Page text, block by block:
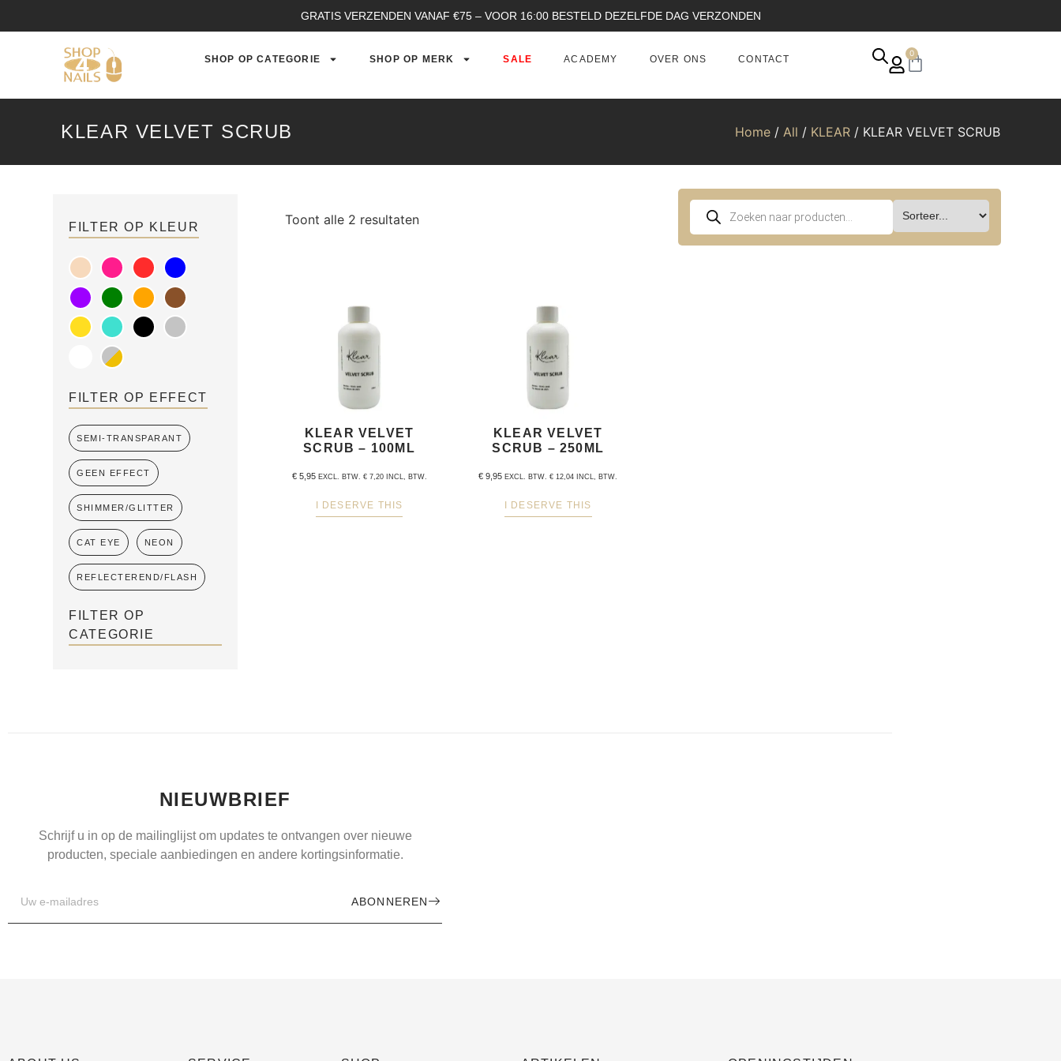
GRATIS VERZENDEN VANAF €75 – VOOR 16:00 BESTELD DEZELFDE DAG VERZONDEN
SHOP OP CATEGORIE SHOP OP MERK SALE ACADEMY OVER ONS CONTACT
0
KLEAR VELVET SCRUB Home/ All / KLEAR/ KLEAR VELVET SCRUB
FILTER OP KLEUR
FILTER OP EFFECT
SEMI-TRANSPARANT
GEEN EFFECT
SHIMMER/GLITTER
CAT EYE NEON
REFLECTEREND/FLASH
FILTER OP
CATEGORIE
Toont alle 2 resultaten
KLEAR VELVET
SCRUB – 100ML
€5,95 EXCL. BTW. €7,20INCL, BTW.
I DESERVE THIS
KLEAR VELVET
SCRUB – 250ML
€ 9,95 EXCL. BTW.€ 12,04 INCL, BTW.
I DESERVE THIS
NIEUWBRIEF
Schrijf u in op de mailinglijst om updates te ontvangen over nieuwe
producten, speciale aanbiedingen en andere kortingsinformatie.
ABONNEREN